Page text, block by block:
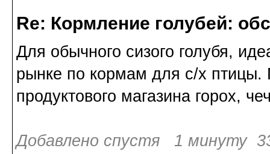
Re: Кормление голубей:
Для обычного сизого голубя,
рынке по кормам для с/х птицы.
продуктового магазина горох,
Добавлено спустя 1 минуту